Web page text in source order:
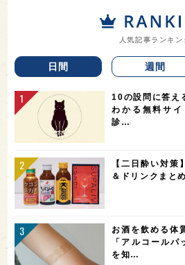
人気記事ランキン
日間 週間
10の設問に答え
わかる無料サ
診…
【二日酔い対策
＆ドリンクまとめ
お酒を飲める体
「アルコール
を知…